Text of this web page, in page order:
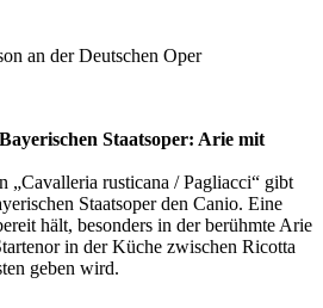
an der Deutschen Oper
Staatsoper: Arie mit
„Cavalleria rusticana / Pagliacci“ gibt
Staatsoper den Canio. Eine
hält, besonders in der berühmte Arie
in der Küche zwischen Ricotta
geben wird.